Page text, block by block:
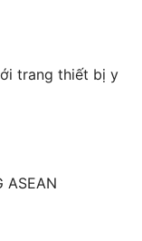
trang thiết bị y
ASEAN